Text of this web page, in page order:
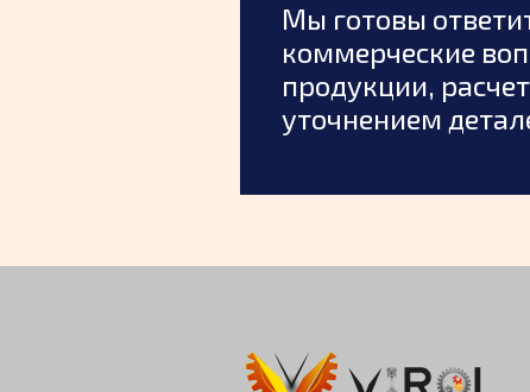
Мы готовы
коммерческие
продукции,
уточнением